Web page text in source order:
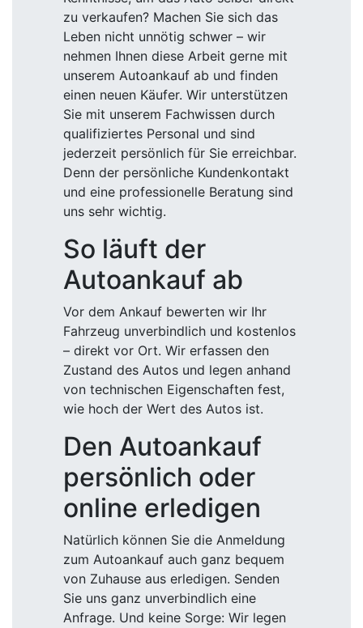
zu verkaufen? Machen Sie sich das
Leben nicht unnötig schwer – wir
nehmen Ihnen diese Arbeit gerne mit
unserem Autoankauf ab und finden
einen neuen Käufer. Wir unterstützen
Sie mit unserem Fachwissen durch
qualifiziertes Personal und sind
jederzeit persönlich für Sie erreichbar.
Denn der persönliche Kundenkontakt
und eine professionelle Beratung sind
uns sehr wichtig.
So läuft der
Autoankauf ab
Vor dem Ankauf bewerten wir Ihr
Fahrzeug unverbindlich und kostenlos
– direkt vor Ort. Wir erfassen den
Zustand des Autos und legen anhand
von technischen Eigenschaften fest,
wie hoch der Wert des Autos ist.
Den Autoankauf
persönlich oder
online erledigen
Natürlich können Sie die Anmeldung
zum Autoankauf auch ganz bequem
von Zuhause aus erledigen. Senden
Sie uns ganz unverbindlich eine
Anfrage. Und keine Sorge: Wir legen